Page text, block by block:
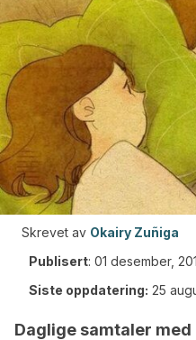
Skrevet av Okairy Zuñiga
Publisert: 01 desember,
Siste oppdatering: 25
Daglige samtaler